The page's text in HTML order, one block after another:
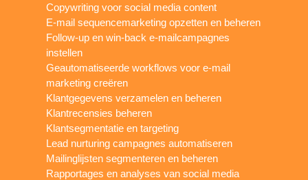
Copywriting voor social media content
E-mail sequencemarketing opzetten en beheren
Follow-up en win-back e-mailcampagnes
instellen
Geautomatiseerde workflows voor e-mail
marketing creëren
Klantgegevens verzamelen en beheren
Klantrecensies beheren
Klantsegmentatie en targeting
Lead nurturing campagnes automatiseren
Mailinglijsten segmenteren en beheren
Rapportages en analyses van social media